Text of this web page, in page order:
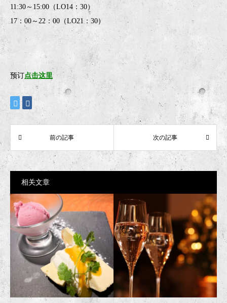
11:30～15:00（LO14：30）
17：00～22：00（LO21：30）
预订点击这里
相关文章